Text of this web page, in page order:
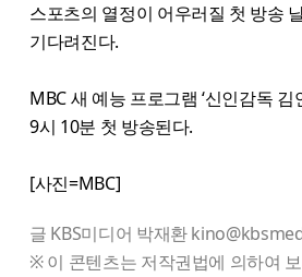
스포츠의 열정이 어우러질 첫 방송
기다려진다.
MBC 새 예능 프로그램 ‘신인감독 김
9시 10분 첫 방송된다.
[사진=MBC]
글 KBS미디어 박재환
※ 이 콘텐츠는 저작권법에 의하여